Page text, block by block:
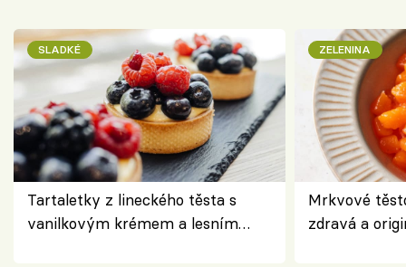
SLADKÉ
Tartaletky z lineckého těsta s
vanilkovým krémem a lesním
ZELENINA
Mrkvové
zdravá a